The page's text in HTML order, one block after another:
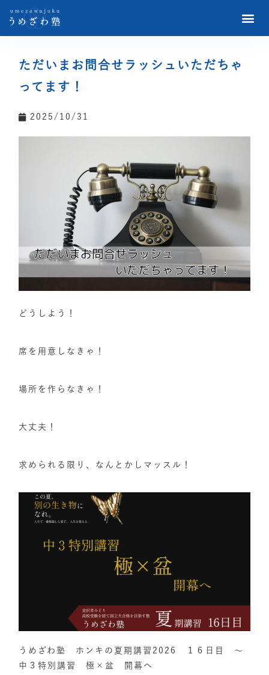
ただいまお問合せラッシュいただちゃ
ってます！
2025/10/31
どうしよう！
席を用意しなきゃ！
場所を作らなきゃ！
大丈夫！
求められる限り、なんとかしマッスル！
うめざわ塾 ホンキの夏期講習2026 １６日目 ～
中３特別講習 極×盆 開幕へ